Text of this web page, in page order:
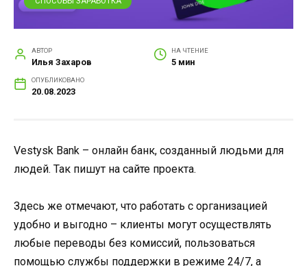
АВТОР
Илья Захаров
НА ЧТЕНИЕ
5 мин
ОПУБЛИКОВАНО
20.08.2023
Vestysk Bank – онлайн банк, созданный людьми для
людей. Так пишут на сайте проекта.
Здесь же отмечают, что работать с организацией
удобно и выгодно – клиенты могут осуществлять
любые переводы без комиссий, пользоваться
помощью службы поддержки в режиме 24/7, а